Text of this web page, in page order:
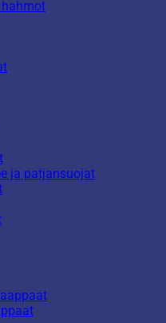
ja patjansuojat